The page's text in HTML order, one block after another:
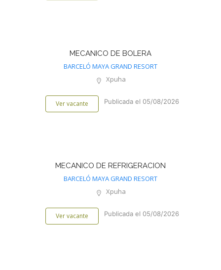
MECANICO DE BOLERA
BARCELÓ MAYA GRAND RESORT
Xpuha
Ver vacante Publicada el 05/08/2026
MECANICO DE REFRIGERACION
BARCELÓ MAYA GRAND RESORT
Xpuha
Ver vacante Publicada el 05/08/2026